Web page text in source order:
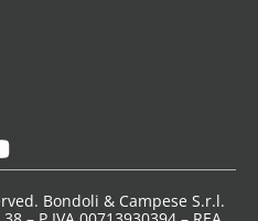
Bondoli & Campese S.r.l.